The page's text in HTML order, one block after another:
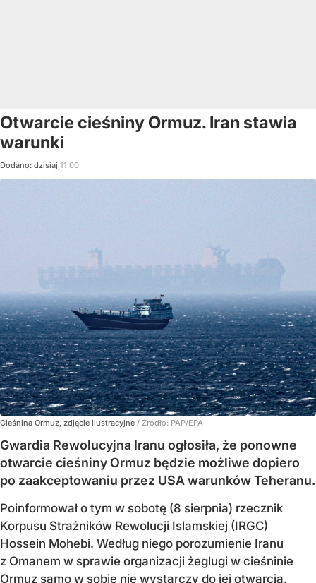
Otwarcie cieśniny Ormuz. Iran stawia
warunki
Dodano: dzisiaj 11:00
Cieśnina Ormuz, zdjęcie ilustracyjne / Źródło: PAP/EPA
Gwardia Rewolucyjna Iranu ogłosiła, że ponowne
otwarcie cieśniny Ormuz będzie możliwe dopiero
po zaakceptowaniu przez USA warunków Teheranu.
Poinformował o tym w sobotę (8 sierpnia) rzecznik
Korpusu Strażników Rewolucji Islamskiej (IRGC)
Hossein Mohebi. Według niego porozumienie Iranu
z Omanem w sprawie organizacji żeglugi w cieśninie
Ormuz samo w sobie nie wystarczy do jej otwarcia.